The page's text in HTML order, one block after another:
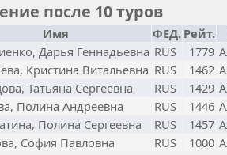
после 10 туров
Имя ФЕД. Рейт.
Дарья Геннадьевна RUS 1779
Кристина Витальевна RUS 1462
Татьяна Сергеевна RUS 1429
Полина Андреевна RUS 1446
Полина Сергеевна RUS 1457
София Павловна RUS 1000